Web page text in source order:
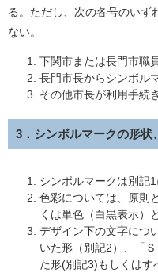
る。ただし、次の各号のいず
ない。
下関市または長門市職
長門市長からシンボル
その他市長が利用手続
3．シンボルマークの形状
シンボルマークは別記1
色彩については、原則
くは単色（白黒表示）
デザイン下の文字につ
いた形（別記2）、「
た形(別記3)もしくはす